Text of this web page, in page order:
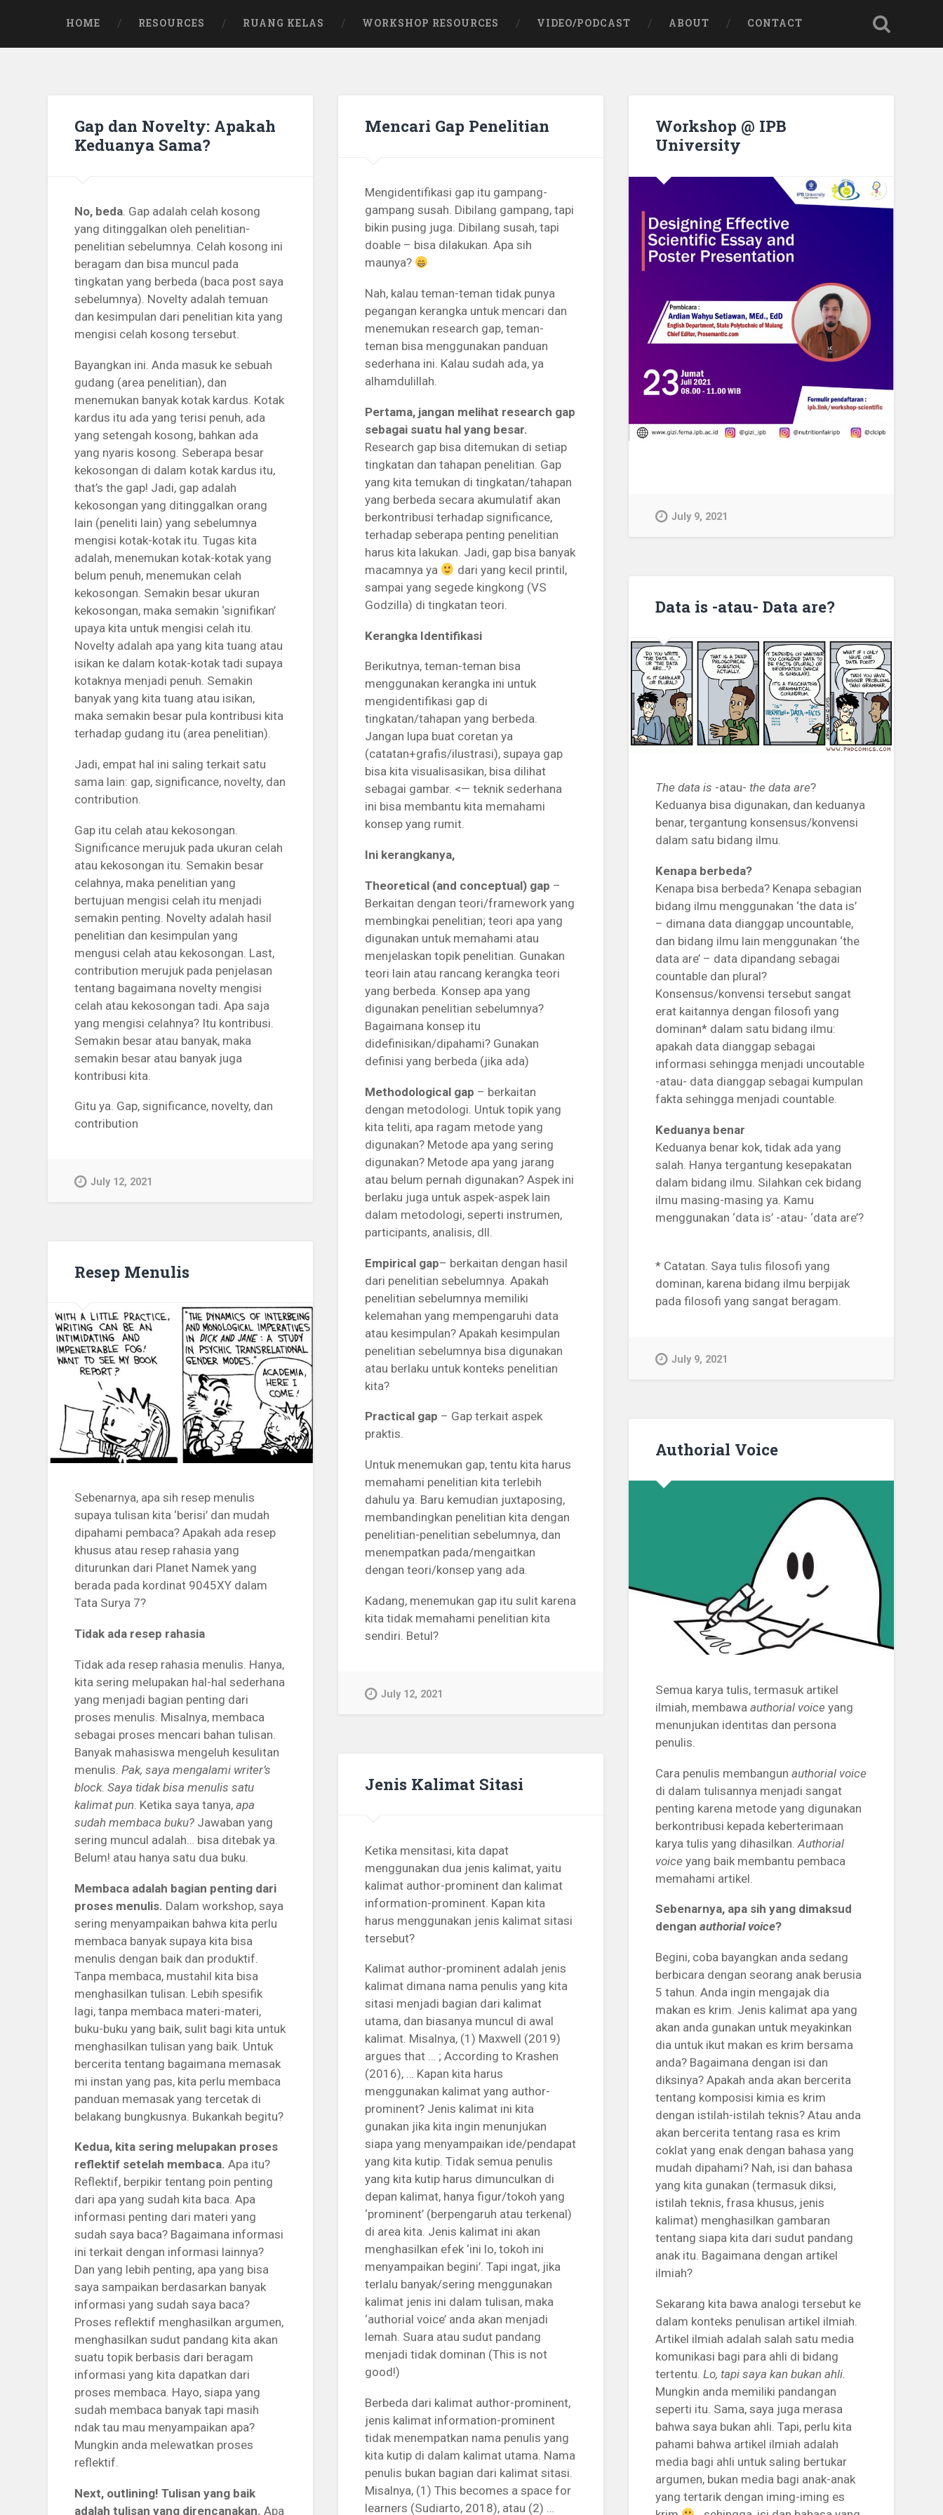
HOME RESOURCES RUANG KELAS WORKSHOP RESOURCES VIDEO/PODCAST ABOUT CONTACT
Gap dan Novelty: Apakah
Keduanya Sama?
No, beda. Gap adalah celah kosong
yang ditinggalkan oleh penelitian-
penelitian sebelumnya. Celah kosong ini
beragam dan bisa muncul pada
tingkatan yang berbeda (baca post saya
sebelumnya). Novelty adalah temuan
dan kesimpulan dari penelitian kita yang
mengisi celah kosong tersebut.
Bayangkan ini. Anda masuk ke sebuah
gudang (area penelitian), dan
menemukan banyak kotak kardus. Kotak
kardus itu ada yang terisi penuh, ada
yang setengah kosong, bahkan ada
yang nyaris kosong. Seberapa besar
kekosongan di dalam kotak kardus itu,
that’s the gap! Jadi, gap adalah
kekosongan yang ditinggalkan orang
lain (peneliti lain) yang sebelumnya
mengisi kotak-kotak itu. Tugas kita
adalah, menemukan kotak-kotak yang
belum penuh, menemukan celah
kekosongan. Semakin besar ukuran
kekosongan, maka semakin ‘signifikan’
upaya kita untuk mengisi celah itu.
Novelty adalah apa yang kita tuang atau
isikan ke dalam kotak-kotak tadi supaya
kotaknya menjadi penuh. Semakin
banyak yang kita tuang atau isikan,
maka semakin besar pula kontribusi kita
terhadap gudang itu (area penelitian).
Jadi, empat hal ini saling terkait satu
sama lain: gap, significance, novelty, dan
contribution.
Gap itu celah atau kekosongan.
Significance merujuk pada ukuran celah
atau kekosongan itu. Semakin besar
celahnya, maka penelitian yang
bertujuan mengisi celah itu menjadi
semakin penting. Novelty adalah hasil
penelitian dan kesimpulan yang
mengusi celah atau kekosongan. Last,
contribution merujuk pada penjelasan
tentang bagaimana novelty mengisi
celah atau kekosongan tadi. Apa saja
yang mengisi celahnya? Itu kontribusi.
Semakin besar atau banyak, maka
semakin besar atau banyak juga
kontribusi kita.
Gitu ya. Gap, significance, novelty, dan
contribution
July 12, 2021
Mencari Gap Penelitian
Mengidentifikasi gap itu gampang-
gampang susah. Dibilang gampang, tapi
bikin pusing juga. Dibilang susah, tapi
doable – bisa dilakukan. Apa sih
maunya?
Nah, kalau teman-teman tidak punya
pegangan kerangka untuk mencari dan
menemukan research gap, teman-
teman bisa menggunakan panduan
sederhana ini. Kalau sudah ada, ya
alhamdulillah.
Pertama, jangan melihat research gap
sebagai suatu hal yang besar.
Research gap bisa ditemukan di setiap
tingkatan dan tahapan penelitian. Gap
yang kita temukan di tingkatan/tahapan
yang berbeda secara akumulatif akan
berkontribusi terhadap significance,
terhadap seberapa penting penelitian
harus kita lakukan. Jadi, gap bisa banyak
macamnya ya
dari yang kecil printil,
sampai yang segede kingkong (VS
Godzilla) di tingkatan teori.
Kerangka Identifikasi
Berikutnya, teman-teman bisa
menggunakan kerangka ini untuk
mengidentifikasi gap di
tingkatan/tahapan yang berbeda.
Jangan lupa buat coretan ya
(catatan+grafis/ilustrasi), supaya gap
bisa kita visualisasikan, bisa dilihat
sebagai gambar. <— teknik sederhana
ini bisa membantu kita memahami
konsep yang rumit.
Ini kerangkanya,
Theoretical (and conceptual) gap –
Berkaitan dengan teori/framework yang
membingkai penelitian; teori apa yang
digunakan untuk memahami atau
menjelaskan topik penelitian. Gunakan
teori lain atau rancang kerangka teori
yang berbeda. Konsep apa yang
digunakan penelitian sebelumnya?
Bagaimana konsep itu
didefinisikan/dipahami? Gunakan
definisi yang berbeda (jika ada)
Methodological gap – berkaitan
dengan metodologi. Untuk topik yang
kita teliti, apa ragam metode yang
digunakan? Metode apa yang sering
digunakan? Metode apa yang jarang
atau belum pernah digunakan? Aspek ini
berlaku juga untuk aspek-aspek lain
dalam metodologi, seperti instrumen,
participants, analisis, dll.
Empirical gap– berkaitan dengan hasil
dari penelitian sebelumnya. Apakah
penelitian sebelumnya memiliki
kelemahan yang mempengaruhi data
atau kesimpulan? Apakah kesimpulan
penelitian sebelumnya bisa digunakan
atau berlaku untuk konteks penelitian
kita?
Practical gap – Gap terkait aspek
praktis.
Untuk menemukan gap, tentu kita harus
memahami penelitian kita terlebih
dahulu ya. Baru kemudian juxtaposing,
membandingkan penelitian kita dengan
penelitian-penelitian sebelumnya, dan
menempatkan pada/mengaitkan
dengan teori/konsep yang ada.
Kadang, menemukan gap itu sulit karena
kita tidak memahami penelitian kita
sendiri. Betul?
July 12, 2021
Workshop @ IPB
University
July 9, 2021
Data is -atau- Data are?
The data is -atau-the data are?
Keduanya bisa digunakan, dan keduanya
benar, tergantung konsensus/konvensi
dalam satu bidang ilmu.
Kenapa berbeda?
Kenapa bisa berbeda? Kenapa sebagian
bidang ilmu menggunakan ‘the data is’
– dimana data dianggap uncountable,
dan bidang ilmu lain menggunakan ‘the
data are’ – data dipandang sebagai
countable dan plural?
Konsensus/konvensi tersebut sangat
erat kaitannya dengan filosofi yang
dominan* dalam satu bidang ilmu:
apakah data dianggap sebagai
informasi sehingga menjadi uncoutable
-atau- data dianggap sebagai kumpulan
fakta sehingga menjadi countable.
Keduanya benar
Keduanya benar kok, tidak ada yang
salah. Hanya tergantung kesepakatan
dalam bidang ilmu. Silahkan cek bidang
ilmu masing-masing ya. Kamu
menggunakan ‘data is’ -atau- ‘data are’?
* Catatan. Saya tulis filosofi yang
dominan, karena bidang ilmu berpijak
pada filosofi yang sangat beragam.
July 9, 2021
Resep Menulis
Sebenarnya, apa sih resep menulis
supaya tulisan kita ‘berisi’ dan mudah
dipahami pembaca? Apakah ada resep
khusus atau resep rahasia yang
diturunkan dari Planet Namek yang
berada pada kordinat 9045XY dalam
Tata Surya 7?
Tidak ada resep rahasia
Tidak ada resep rahasia menulis. Hanya,
kita sering melupakan hal-hal sederhana
yang menjadi bagian penting dari
proses menulis. Misalnya, membaca
sebagai proses mencari bahan tulisan.
Banyak mahasiswa mengeluh kesulitan
menulis.Pak, saya mengalami writer’s
block. Saya tidak bisa menulis satu
kalimat pun . Ketika saya tanya,apa
sudah membaca buku? Jawaban yang
sering muncul adalah… bisa ditebak ya.
Belum! atau hanya satu dua buku.
Membaca adalah bagian penting dari
proses menulis. Dalam workshop, saya
sering menyampaikan bahwa kita perlu
membaca banyak supaya kita bisa
menulis dengan baik dan produktif.
Tanpa membaca, mustahil kita bisa
menghasilkan tulisan. Lebih spesifik
lagi, tanpa membaca materi-materi,
buku-buku yang baik, sulit bagi kita untuk
menghasilkan tulisan yang baik. Untuk
bercerita tentang bagaimana memasak
mi instan yang pas, kita perlu membaca
panduan memasak yang tercetak di
belakang bungkusnya. Bukankah begitu?
Kedua, kita sering melupakan proses
reflektif setelah membaca. Apa itu?
Reflektif, berpikir tentang poin penting
dari apa yang sudah kita baca. Apa
informasi penting dari materi yang
sudah saya baca? Bagaimana informasi
ini terkait dengan informasi lainnya?
Dan yang lebih penting, apa yang bisa
saya sampaikan berdasarkan banyak
informasi yang sudah saya baca?
Proses reflektif menghasilkan argumen,
menghasilkan sudut pandang kita akan
suatu topik berbasis dari beragam
informasi yang kita dapatkan dari
proses membaca. Hayo, siapa yang
sudah membaca banyak tapi masih
ndak tau mau menyampaikan apa?
Mungkin anda melewatkan proses
reflektif.
Next, outlining! Tulisan yang baik
adalah tulisan yang direncanakan. Apa
Authorial Voice
Semua karya tulis, termasuk artikel
ilmiah, membawaauthorial voice yang
menunjukan identitas dan persona
penulis.
Cara penulis membangunauthorial voice
di dalam tulisannya menjadi sangat
penting karena metode yang digunakan
berkontribusi kepada keberterimaan
karya tulis yang dihasilkan.Authorial
voice yang baik membantu pembaca
memahami artikel.
Sebenarnya, apa sih yang dimaksud
denganauthorial voice?
Begini, coba bayangkan anda sedang
berbicara dengan seorang anak berusia
5 tahun. Anda ingin mengajak dia
makan es krim. Jenis kalimat apa yang
akan anda gunakan untuk meyakinkan
dia untuk ikut makan es krim bersama
anda? Bagaimana dengan isi dan
diksinya? Apakah anda akan bercerita
tentang komposisi kimia es krim
dengan istilah-istilah teknis? Atau anda
akan bercerita tentang rasa es krim
coklat yang enak dengan bahasa yang
mudah dipahami? Nah, isi dan bahasa
yang kita gunakan (termasuk diksi,
istilah teknis, frasa khusus, jenis
kalimat) menghasilkan gambaran
tentang siapa kita dari sudut pandang
anak itu. Bagaimana dengan artikel
ilmiah?
Sekarang kita bawa analogi tersebut ke
dalam konteks penulisan artikel ilmiah.
Artikel ilmiah adalah salah satu media
komunikasi bagi para ahli di bidang
tertentu.Lo, tapi saya kan bukan ahli.
Mungkin anda memiliki pandangan
seperti itu. Sama, saya juga merasa
bahwa saya bukan ahli. Tapi, perlu kita
pahami bahwa artikel ilmiah adalah
media bagi ahli untuk saling bertukar
argumen, bukan media bagi anak-anak
yang tertarik dengan iming-iming es
Jenis Kalimat Sitasi
Ketika mensitasi, kita dapat
menggunakan dua jenis kalimat, yaitu
kalimat author-prominent dan kalimat
information-prominent. Kapan kita
harus menggunakan jenis kalimat sitasi
tersebut?
Kalimat author-prominent adalah jenis
kalimat dimana nama penulis yang kita
sitasi menjadi bagian dari kalimat
utama, dan biasanya muncul di awal
kalimat. Misalnya, (1) Maxwell (2019)
argues that … ; According to Krashen
(2016), … Kapan kita harus
menggunakan kalimat yang author-
prominent? Jenis kalimat ini kita
gunakan jika kita ingin menunjukan
siapa yang menyampaikan ide/pendapat
yang kita kutip. Tidak semua penulis
yang kita kutip harus dimunculkan di
depan kalimat, hanya figur/tokoh yang
‘prominent’ (berpengaruh atau terkenal)
di area kita. Jenis kalimat ini akan
menghasilkan efek ‘ini lo, tokoh ini
menyampaikan begini’. Tapi ingat, jika
terlalu banyak/sering menggunakan
kalimat jenis ini dalam tulisan, maka
‘authorial voice’ anda akan menjadi
lemah. Suara atau sudut pandang
menjadi tidak dominan (This is not
good!)
Berbeda dari kalimat author-prominent,
jenis kalimat information-prominent
tidak menempatkan nama penulis yang
kita kutip di dalam kalimat utama. Nama
penulis bukan bagian dari kalimat sitasi.
Misalnya, (1) This becomes a space for
learners (Sudiarto, 2018), atau (2) …